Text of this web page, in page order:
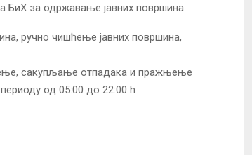
БиХ за одржавање јавних површина.
ручно чишћење јавних површина,
сакупљање отпадака и пражњење
од 05:00 до 22:00 h